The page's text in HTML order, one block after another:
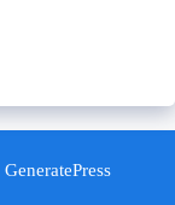
GeneratePress